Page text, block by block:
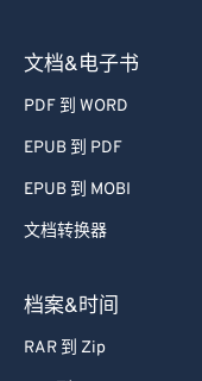
文档&电子书
PDF 到 WORD
EPUB 到 PDF
EPUB 到 MOBI
文档转换器
档案&时间
RAR 到 Zip